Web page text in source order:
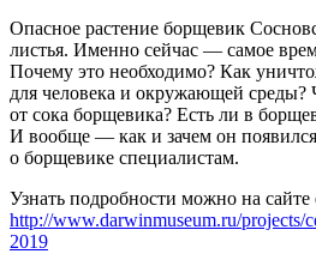
Опасное растение борщевик
листья. Именно сейчас — самое
Почему это необходимо? Как
для человека и окружающей среды?
от сока борщевика? Есть ли в
И вообще — как и зачем он
о борщевике специалистам.
Узнать подробности можно на сайте
http://www.darwinmuseum.ru/projects/
2019